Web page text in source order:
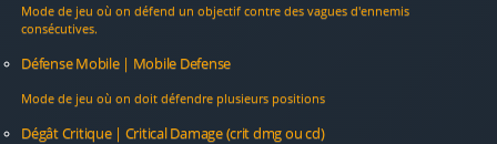
Mode de jeu où on défend un objectif contre des vagues d'ennemis
consécutives.
Défense Mobile | Mobile Defense
Mode de jeu où on doit défendre plusieurs positions
Dégât Critique | Critical Damage (crit dmg ou cd)